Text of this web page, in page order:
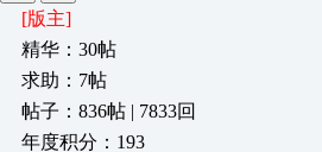
[版主]
精华：30帖
求助：7帖
帖子：836帖 | 7833回
年度积分：193